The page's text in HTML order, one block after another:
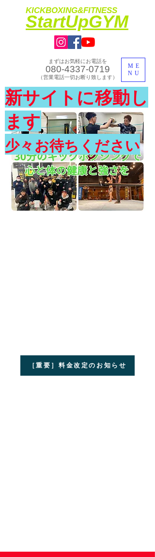
KICKBOXING&FITNESS
​StartUpGYM
ME
NU
まずはお気軽にお電話を
080-4337-0719
​（営業電話一切お断り致します）
​体験入会実施中
新サイトに移動し
ます
少々お待ちください
［重要］料金改定のお知らせ